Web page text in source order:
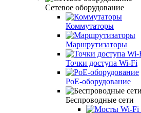
Сетевое оборудование
Коммутаторы
Маршрутизаторы
Точки доступа Wi-Fi
PoE-оборудование
Беспроводные сети